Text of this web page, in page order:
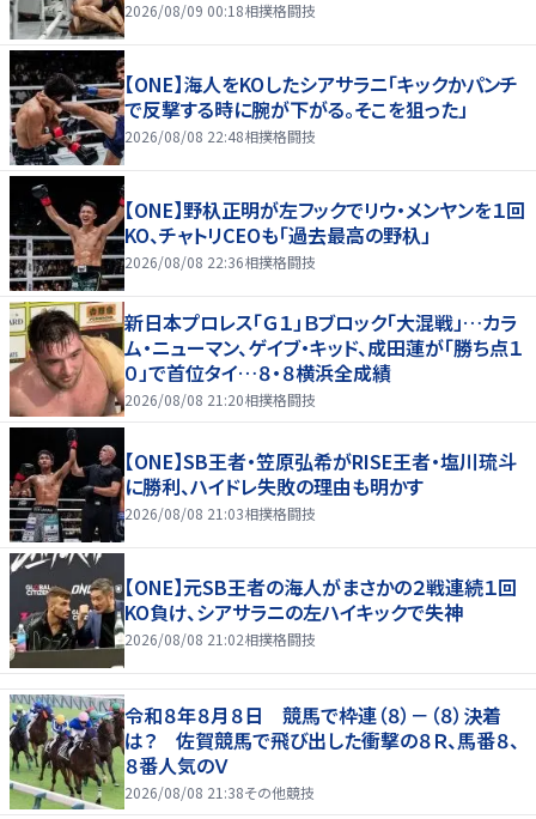
2026/08/09 00:18相撲格闘技
【ONE】海人をKOしたシアサラニ「キックかパンチ
で反撃する時に腕が下がる。そこを狙った」
2026/08/08 22:48相撲格闘技
【ONE】野杁正明が左フックでリウ・メンヤンを１回
KO、チャトリCEOも「過去最高の野杁」
2026/08/08 22:36相撲格闘技
新日本プロレス「Ｇ１」Ｂブロック「大混戦」…カラ
ム・ニューマン、ゲイブ・キッド、成田蓮が「勝ち点１
０」で首位タイ…８・８横浜全成績
2026/08/08 21:20相撲格闘技
【ONE】SB王者・笠原弘希がRISE王者・塩川琉斗
に勝利、ハイドレ失敗の理由も明かす
2026/08/08 21:03相撲格闘技
【ONE】元SB王者の海人がまさかの２戦連続１回
KO負け、シアサラニの左ハイキックで失神
2026/08/08 21:02相撲格闘技
令和８年８月８日 競馬で枠連（８）－（８）決着
は？ 佐賀競馬で飛び出した衝撃の８Ｒ、馬番８、
８番人気のＶ
2026/08/08 21:38その他競技